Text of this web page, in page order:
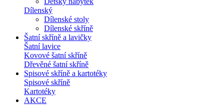
Dílenský
Dílenské stoly
Dílenské skříně
Šatní skříně a lavičky
Šatní lavice
Kovové šatní skříně
Dřevěné šatní skříně
Spisové skříně a kartotéky
Spisové skříně
Kartotéky
AKCE